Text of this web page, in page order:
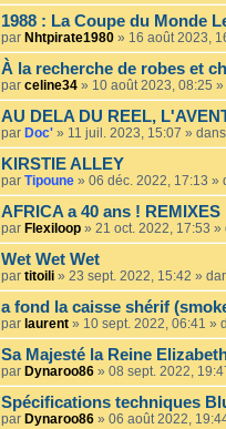
1988 : La Coupe du Monde
par Nhtpirate1980 » 16 août 2023,
À la recherche de robes et
par celine34 » 10 août 2023, 08:25 »
AU DELA DU REEL,
par Doc' » 11 juil. 2023, 15:07 » dans
KIRSTIE ALLEY
par Tipoune » 06 déc. 2022, 17:13 »
AFRICA a 40 ans !
par Flexiloop » 21 oct. 2022, 17:53 »
Wet Wet Wet
par titoili » 23 sept. 2022, 15:42 »
a fond la caisse shérif
par laurent » 10 sept. 2022, 06:41 »
Sa Majesté la Reine Elizabeth
par Dynaroo86 » 08 sept. 2022,
Spécifications techniques
par Dynaroo86 » 06 août 2022,